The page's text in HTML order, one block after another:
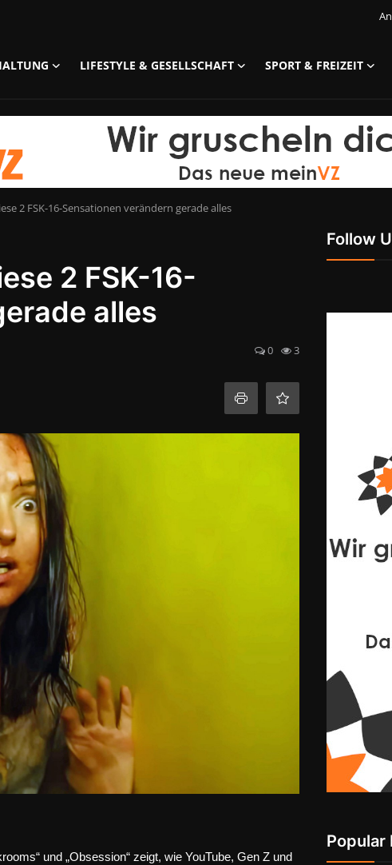
LIFESTYLE & GESELLSCHAFT SPORT & FREIZEIT
2 FSK-16-Sensationen verändern gerade alles
2 FSK-16-
alles
0 3
und „Obsession“ zeigt, wie YouTube, Gen Z und
Follow
Popular